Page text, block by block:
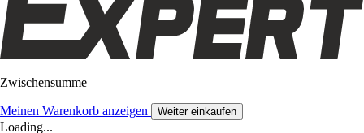
Zwischensumme
Meinen Warenkorb anzeigen Weiter einkaufen
Loading...